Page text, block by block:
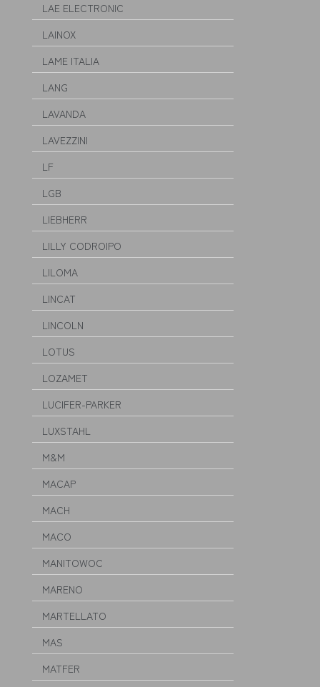
LAE ELECTRONIC
LAINOX
LAME ITALIA
LANG
LAVANDA
LAVEZZINI
LF
LGB
LIEBHERR
LILLY CODROIPO
LILOMA
LINCAT
LINCOLN
LOTUS
LOZAMET
LUCIFER-PARKER
LUXSTAHL
M&M
MACAP
MACH
MACO
MANITOWOC
MARENO
MARTELLATO
MAS
MATFER